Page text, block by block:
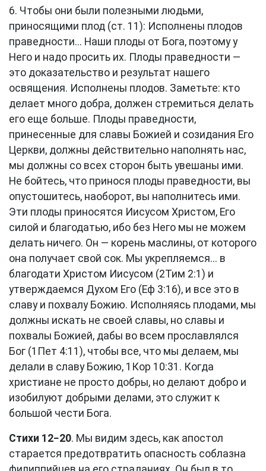
6. Чтобы они были полезными людьми,
приносящими плод (ст. 11 ): Исполнены плодов
праведности... Наши плоды от Бога, поэтому у
Него и надо просить их. Плоды праведности —
это доказательство и результат нашего
освящения. Исполнены плодов. Заметьте: кто
делает много добра, должен стремиться делать
его еще больше. Плоды праведности,
принесенные для славы Божией и созидания Его
Церкви, должны действительно наполнять нас,
мы должны со всех сторон быть увешаны ими.
Не бойтесь, что принося плоды праведности, вы
опустошитесь, наоборот, вы наполнитесь ими.
Эти плоды приносятся Иисусом Христом, Его
силой и благодатью, ибо без Него мы не можем
делать ничего. Он — корень маслины, от которого
она получает свой сок. Мы укрепляемся... в
благодати Христом Иисусом (2Тим 2:1 ) и
утверждаемся Духом Его (Еф 3:16), и все это в
славу и похвалу Божию. Исполняясь плодами, мы
должны искать не своей славы, но славы и
похвалы Божией, дабы во всем прославлялся
Бог (1Пет 4:11 ), чтобы все, что мы делаем, мы
делали в славу Божию, 1Кор 10:31 . Когда
христиане не просто добры, но делают добро и
изобилуют добрыми делами, это служит к
большой чести Бога.
Стихи 12−20. Мы видим здесь, как апостол
старается предотвратить опасность соблазна